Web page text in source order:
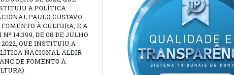
A POLÍTICA
PAULO GUSTAVO
FOMENTO À CULTURA, E A
Nº 14.399, DE 08 DE JULHO
2022, QUE INSTITUIU A
NACIONAL ALDIR
DE FOMENTO À